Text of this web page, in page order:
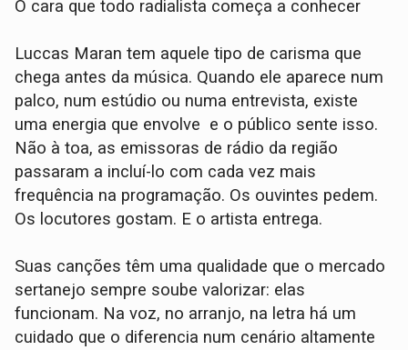
O cara que todo radialista começa a conhecer
Luccas Maran tem aquele tipo de carisma que
chega antes da música. Quando ele aparece num
palco, num estúdio ou numa entrevista, existe
uma energia que envolve e o público sente isso.
Não à toa, as emissoras de rádio da região
passaram a incluí-lo com cada vez mais
frequência na programação. Os ouvintes pedem.
Os locutores gostam. E o artista entrega.
Suas canções têm uma qualidade que o mercado
sertanejo sempre soube valorizar: elas
funcionam. Na voz, no arranjo, na letra há um
cuidado que o diferencia num cenário altamente